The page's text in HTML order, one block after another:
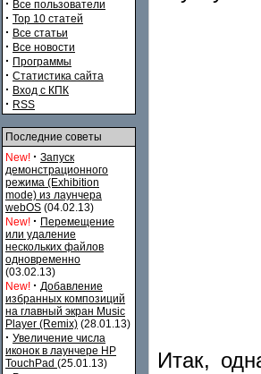
· Все пользователи
· Top 10 статей
· Все статьи
· Все новости
· Программы
· Статистика сайта
· Вход с КПК
· RSS
Последние советы
New! · Запуск
демонстрационного
режима (Exhibition
mode) из лаунчера
webOS (04.02.13)
New! · Перемещение
или удаление
нескольких файлов
одновременно
(03.02.13)
New! · Добавление
избранных композиций
на главный экран Music
Player (Remix) (28.01.13)
· Увеличение числа
иконок в лаунчере HP
TouchPad (25.01.13)
Итак,